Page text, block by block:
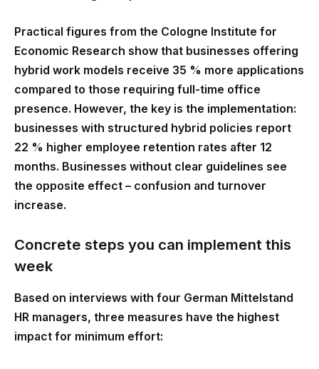
Practical figures from the Cologne Institute for
Economic Research show that businesses offering
hybrid work models receive 35 % more applications
compared to those requiring full-time office
presence. However, the key is the implementation:
businesses with structured hybrid policies report
22 % higher employee retention rates after 12
months. Businesses without clear guidelines see
the opposite effect – confusion and turnover
increase.
Concrete steps you can implement this
week
Based on interviews with four German Mittelstand
HR managers, three measures have the highest
impact for minimum effort: